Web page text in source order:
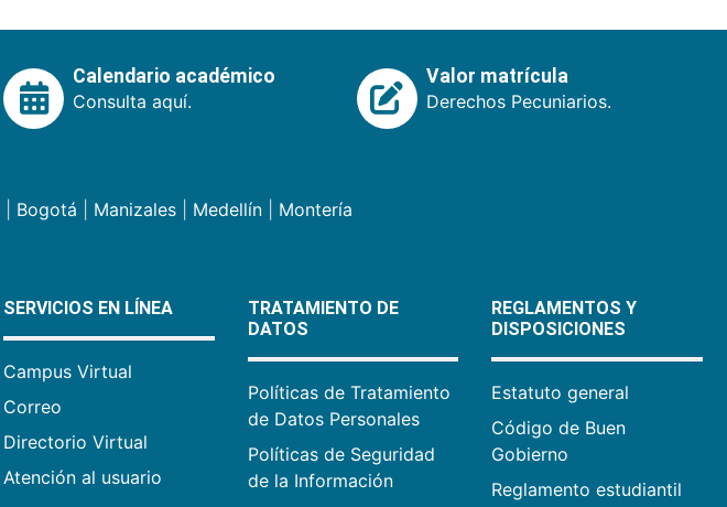
Calendario académico
Consulta aquí.
Valor matrícula
Derechos Pecuniarios.
Bogotá Manizales| Medellín| Montería
SERVICIOS EN LÍNEA
Campus Virtual
Correo
Directorio Virtual
Atención al usuario
TRATAMIENTO DE
DATOS
Políticas de Tratamiento
de Datos Personales
Políticas de Seguridad
de la Información
REGLAMENTOS Y
DISPOSICIONES
Estatuto general
Código de Buen
Gobierno
Reglamento estudiantil